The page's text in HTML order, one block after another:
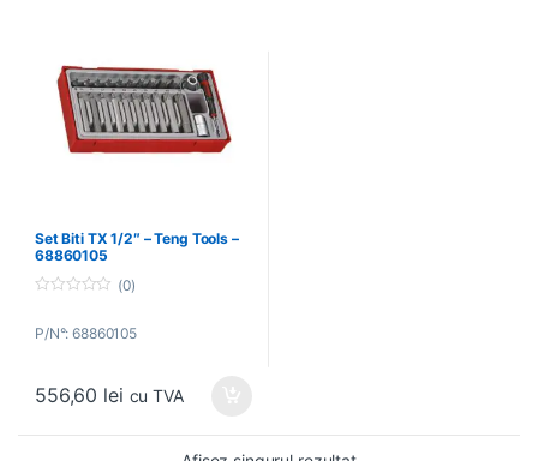
Set Biti TX 1/2″ – Teng Tools –
68860105
u
5
(0)
P/N°: 68860105
556,60 lei cu TVA